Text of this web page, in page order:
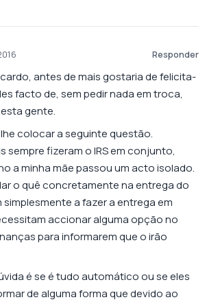
Responder
antes de mais gostaria de felicita-
facto de, sem pedir nada em troca,
gente.
colocar a seguinte questão.
sempre fizeram o IRS em conjunto,
a minha mãe passou um acto isolado.
o quê concretamente na entrega do
simplesmente a fazer a entrega em
accionar alguma opção no
para informarem que o irão
é se é tudo automático ou se eles
de alguma forma que devido ao